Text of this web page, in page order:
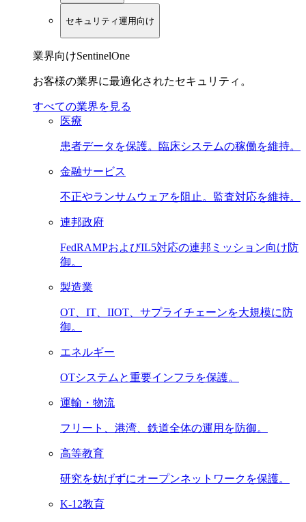
セキュリティ運用向け
業界向けSentinelOne
お客様の業界に最適化されたセキュリティ。
すべての業界を見る
医療
患者データを保護。臨床システムの稼働を維持。
金融サービス
不正やランサムウェアを阻止。監査対応を維持。
連邦政府
FedRAMPおよびIL5対応の連邦ミッション向け防
御。
製造業
OT、IT、IIOT、サプライチェーンを大規模に防
御。
エネルギー
OTシステムと重要インフラを保護。
運輸・物流
フリート、港湾、鉄道全体の運用を防御。
高等教育
研究を妨げずにオープンネットワークを保護。
K-12教育